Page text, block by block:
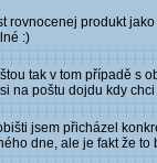
rovnocenej produkt
:)
tak v tom případě s
na poštu dojdu kdy
jsem přicházel
dne, ale je fakt že